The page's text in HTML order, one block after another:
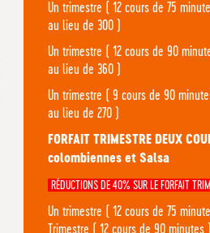
Un trimestre ( 12 cours de 75
au lieu de 300 )
Un trimestre ( 12 cours de 90
au lieu de 360 )
Un trimestre ( 9 cours de 90
au lieu de 270 )
FORFAIT TRIMESTRE DEUX
colombiennes et Salsa
RÉDUCTIONS DE 40% SUR LE FORFAIT
Un trimestre ( 12 cours de 75
Trimestre ( 12 cours de 90 minutes